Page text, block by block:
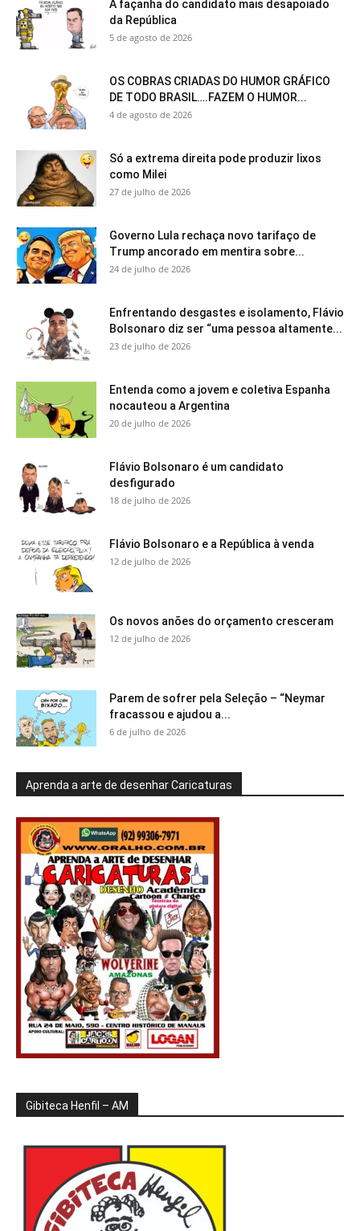
A façanha do candidato mais desapoiado
da República
5 de agosto de 2026
OS COBRAS CRIADAS DO HUMOR GRÁFICO
DE TODO BRASIL….FAZEM O HUMOR...
4 de agosto de 2026
Só a extrema direita pode produzir lixos
como Milei
27 de julho de 2026
Governo Lula rechaça novo tarifaço de
Trump ancorado em mentira sobre...
24 de julho de 2026
Enfrentando desgastes e isolamento, Flávio
Bolsonaro diz ser “uma pessoa altamente...
23 de julho de 2026
Entenda como a jovem e coletiva Espanha
nocauteou a Argentina
20 de julho de 2026
Flávio Bolsonaro é um candidato
desfigurado
18 de julho de 2026
Flávio Bolsonaro e a República à venda
12 de julho de 2026
Os novos anões do orçamento cresceram
12 de julho de 2026
Parem de sofrer pela Seleção – “Neymar
fracassou e ajudou a...
6 de julho de 2026
Aprenda a arte de desenhar Caricaturas
Gibiteca Henfil – AM